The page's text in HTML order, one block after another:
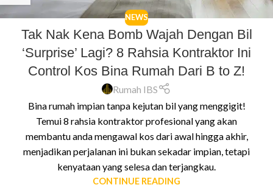
NEWS
Tak Nak Kena Bomb Wajah Dengan Bil
‘Surprise’ Lagi? 8 Rahsia Kontraktor Ini
Control Kos Bina Rumah Dari B to Z!
Rumah IBS
Bina rumah impian tanpa kejutan bil yang menggigit!
Temui 8 rahsia kontraktor profesional yang akan
membantu anda mengawal kos dari awal hingga akhir,
menjadikan perjalanan ini bukan sekadar impian, tetapi
kenyataan yang selesa dan terjangkau.
CONTINUE READING